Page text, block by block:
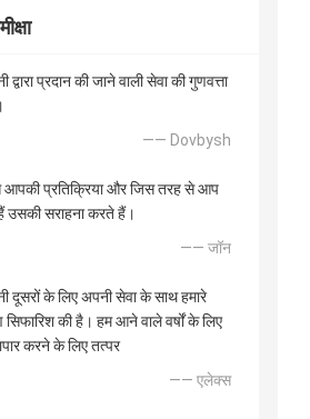
प्रदान की जाने वाली सेवा की गुणवत्ता
—— Dovbysh
आपकी प्रतिक्रिया और जिस तरह से आप
उसकी सराहना करते हैं।
—— जॉन
दूसरों के लिए अपनी सेवा के साथ हमारे
की है। हम आने वाले वर्षों के लिए
करने के लिए तत्पर
—— एलेक्स